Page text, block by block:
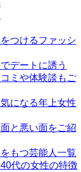
つけるファッシ
デートに誘う
ミや体験談もご
になる年上女性
と悪い面をご紹
もつ芸能人一覧
代の女性の特徴